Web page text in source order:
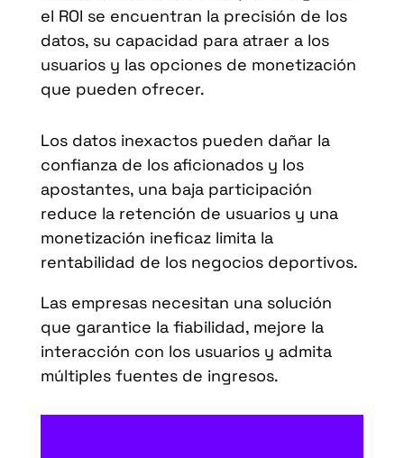
el ROI se encuentran la precisión de los
datos, su capacidad para atraer a los
usuarios y las opciones de monetización
que pueden ofrecer.
Los datos inexactos pueden dañar la
confianza de los aficionados y los
apostantes, una baja participación
reduce la retención de usuarios y una
monetización ineficaz limita la
rentabilidad de los negocios deportivos.
Las empresas necesitan una solución
que garantice la fiabilidad, mejore la
interacción con los usuarios y admita
múltiples fuentes de ingresos.